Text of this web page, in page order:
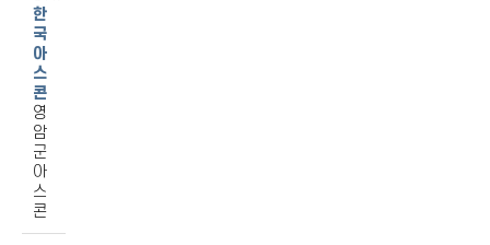
한
국
아
스
콘
영
암
군
아
스
콘